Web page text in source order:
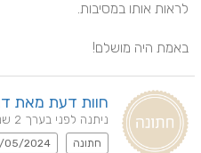
באמת היה מושלם!
חוות דעת מאת
ניתנה לפני בערך 2 שנים
חתונה 05/2024